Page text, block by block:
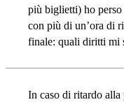
più biglietti) ho
con più di un’ora di
finale: quali diritti mi
In caso di ritardo alla